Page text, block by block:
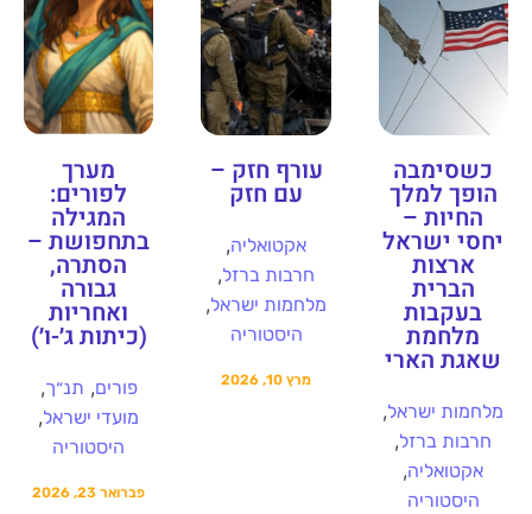
כשסימבה
הופך למלך
החיות –
יחסי ישראל
ארצות
הברית
בעקבות
מלחמת
שאגת הארי
מלחמות ישראל,
חרבות ברזל,
אקטואליה,
היסטוריה
עורף חזק –
עם חזק
אקטואליה,
חרבות ברזל,
מלחמות ישראל,
היסטוריה
מרץ 10, 2026
מערך
לפורים:
המגילה
בתחפושת –
הסתרה,
גבורה
ואחריות
(כיתות ג׳-ו׳)
פורים, תנ״ך,
מועדי ישראל,
היסטוריה
פברואר 23, 2026